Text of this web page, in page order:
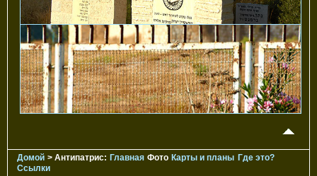
Домой > Антипатрис: Главная Фото Карты и планы Где это?
Ссылки